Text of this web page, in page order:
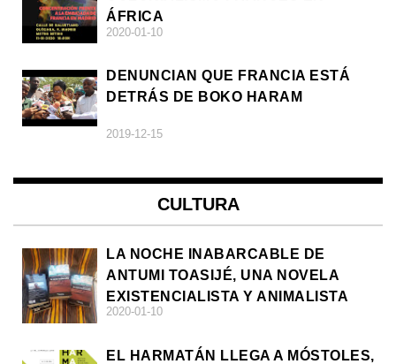
ÁFRICA
2020-01-10
DENUNCIAN QUE FRANCIA ESTÁ
DETRÁS DE BOKO HARAM
2019-12-15
CULTURA
LA NOCHE INABARCABLE DE
ANTUMI TOASIJÉ, UNA NOVELA
EXISTENCIALISTA Y ANIMALISTA
2020-01-10
EL HARMATÁN LLEGA A MÓSTOLES,